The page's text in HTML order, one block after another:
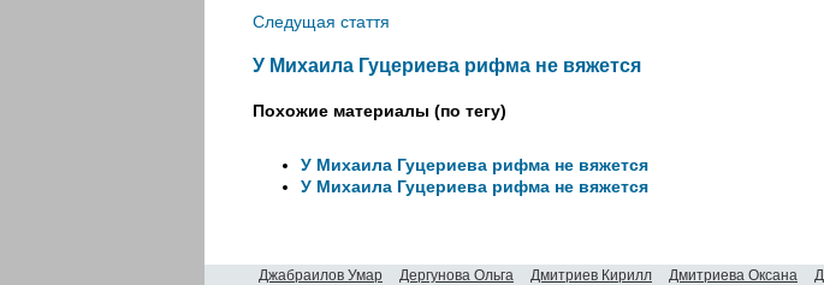
Следущая стаття
У Михаила Гуцериева рифма не вяжется
Похожие материалы (по тегу)
У Михаила Гуцериева рифма не вяжется
У Михаила Гуцериева рифма не вяжется
Джабраилов Умар Дергунова Ольга Дмитриев Кирилл Дмитриева Оксана